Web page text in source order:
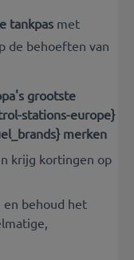
tankpas met
de behoeften van
grootste
stations-europe}
merken
krijg kortingen op
en behoud het